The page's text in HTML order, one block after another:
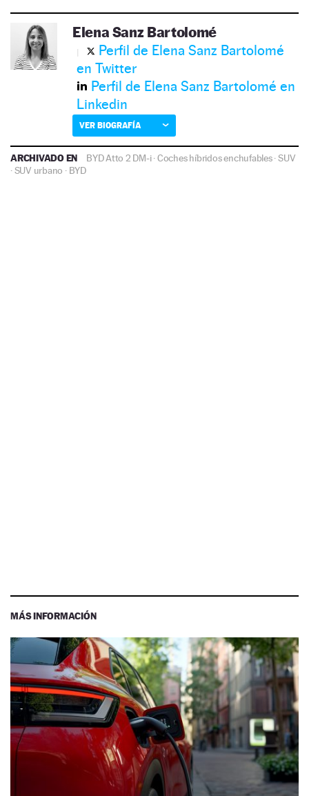
Elena Sanz Bartolomé
Perfil de Elena Sanz Bartolomé
en Twitter
Perfil de Elena Sanz Bartolomé en
Linkedin
VER BIOGRAFÍA
ARCHIVADO EN BYD Atto 2 DM-i·Coches híbridos enchufables·SUV
·SUV urbano · BYD
MÁS INFORMACIÓN